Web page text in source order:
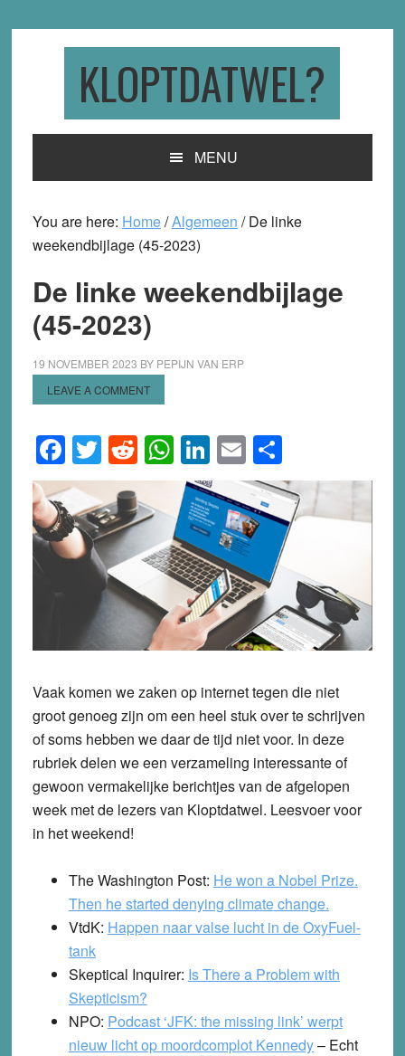
KLOPTDATWEL?
MENU
You are here: Home/Algemeen /De linke
weekendbijlage (45-2023)
De linke weekendbijlage
(45-2023)
19 NOVEMBER 2023 BY PEPIJN VAN ERP
LEAVE A COMMENT
Facebook
Twitter
Reddit
WhatsApp
LinkedIn
EmailShare
Vaak komen we zaken op internet tegen die niet
groot genoeg zijn om een heel stuk over te schrijven
of soms hebben we daar de tijd niet voor. In deze
rubriek delen we een verzameling interessante of
gewoon vermakelijke berichtjes van de afgelopen
week met de lezers van Kloptdatwel. Leesvoer voor
in het weekend!
The Washington Post: He won a Nobel Prize.
Then he started denying climate change.
VtdK: Happen naar valse lucht in de OxyFuel-
tank
Skeptical Inquirer: Is There a Problem with
Skepticism?
NPO: Podcast ‘JFK: the missing link’ werpt
nieuw licht op moordcomplot Kennedy– Echt